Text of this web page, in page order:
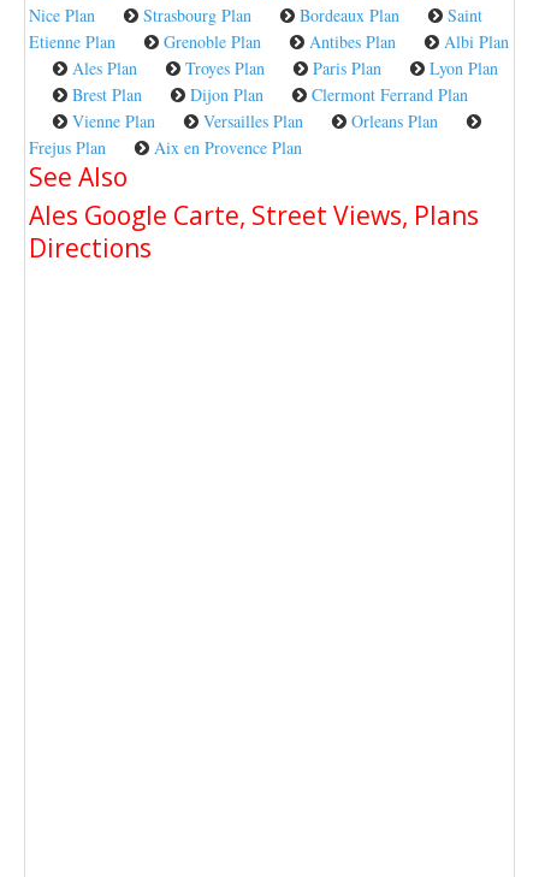
Nice Plan
Strasbourg Plan Bordeaux Plan
Saint
Etienne Plan
Grenoble Plan Antibes Plan
Albi Plan
Ales Plan
Troyes Plan Paris Plan
Lyon Plan
Brest Plan
Dijon Plan
Clermont Ferrand Plan
Vienne Plan
Versailles Plan
Orleans Plan
Frejus Plan
Aix en Provence Plan
See Also
Ales Google Carte, Street Views, Plans
Directions